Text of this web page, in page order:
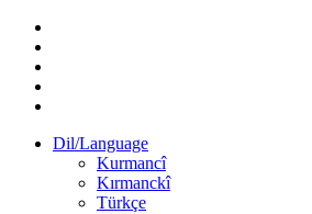
Dil/Language
Kurmancî
Kırmanckî
Türkçe